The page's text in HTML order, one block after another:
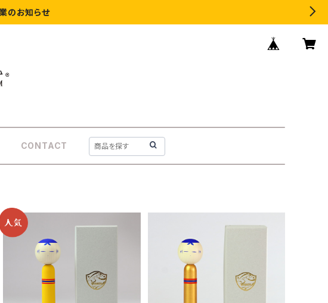
のお知らせ
CONTACT
ベガルタこけしCタイプ
＜限定カラー＞ベガルタこけし
Cタイプ ゴールド
SOLD OUT